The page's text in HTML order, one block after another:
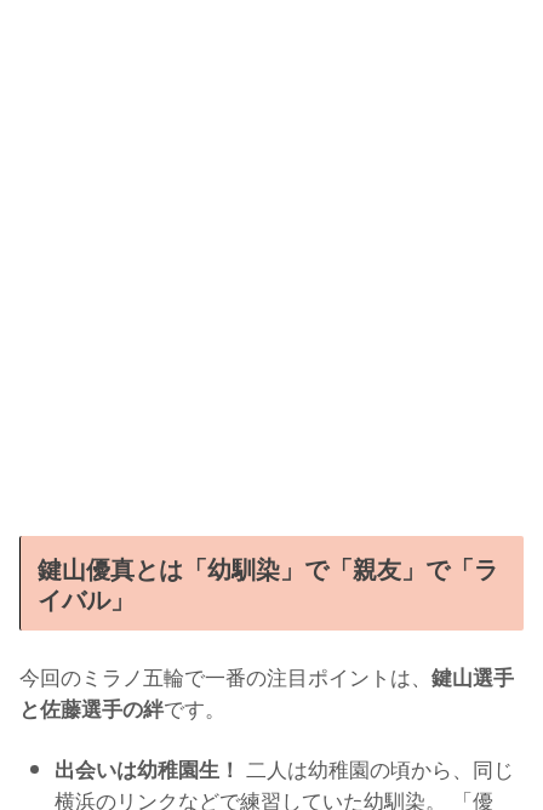
鍵山優真とは「幼馴染」で「親友」で「ラ
イバル」
今回のミラノ五輪で一番の注目ポイントは、 鍵山選手
と佐藤選手の絆です。
出会いは幼稚園生！ 二人は幼稚園の頃から、同じ
横浜のリンクなどで練習していた幼馴染。 「優